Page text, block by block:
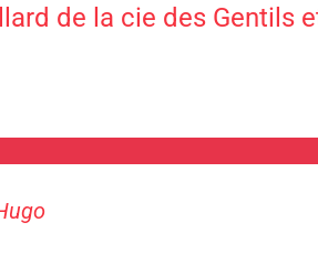
de la cie des Gentils